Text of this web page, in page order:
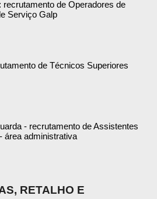
recrutamento de Operadores de
Serviço Galp
de Técnicos Superiores
- recrutamento de Assistentes
área administrativa
RETALHO E